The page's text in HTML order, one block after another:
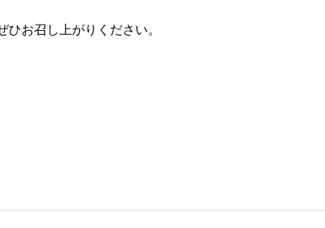
お召し上がりください。